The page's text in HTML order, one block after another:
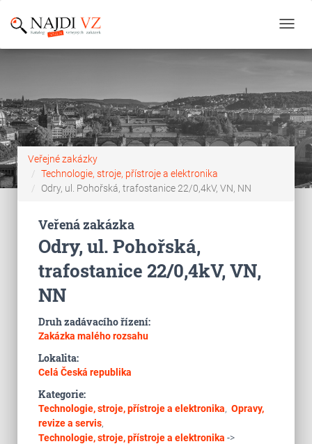
Veřejné zakázky
Technologie, stroje, přístroje a elektronika
Odry, ul. Pohořská, trafostanice 22/0,4kV, VN, NN
Veřená zakázka
Odry, ul. Pohořská,
trafostanice 22/0,4kV, VN,
NN
Druh zadávacího řízení:
Zakázka malého rozsahu
Lokalita:
Celá Česká republika
Kategorie:
Technologie, stroje, přístroje a elektronika, Opravy,
revize a servis,
Technologie, stroje, přístroje a elektronika ->